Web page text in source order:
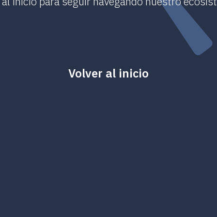
Volver al inicio